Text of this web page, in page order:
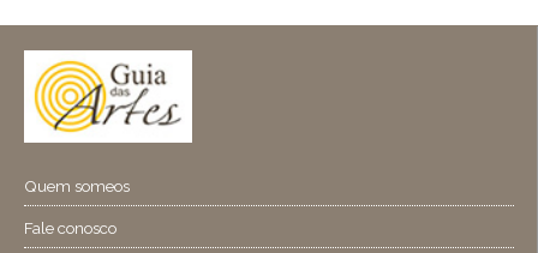
Quem someos
Fale conosco